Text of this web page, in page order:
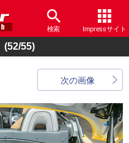
検索 Impressサイト
(52/55)
次の画像